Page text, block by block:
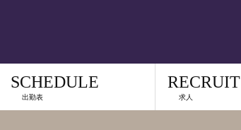
SCHEDULE
出勤表
RECRUIT
求人